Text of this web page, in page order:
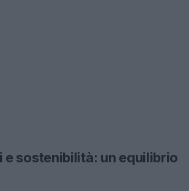
e sostenibilità: un equilibrio